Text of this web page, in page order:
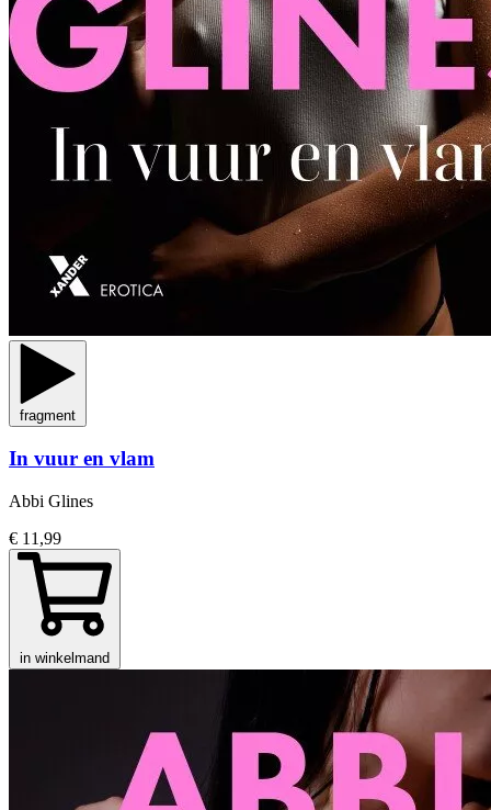
fragment
In vuur en vlam
Abbi Glines
€ 11,99
in winkelmand